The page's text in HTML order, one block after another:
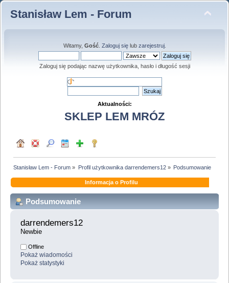
Stanisław Lem - Forum
Witamy, Gość. Zaloguj sięlub zarejestruj.
Zaloguj się podając nazwę użytkownika, hasło i długość sesji
Aktualności:
SKLEP LEM MRÓZ
Stanisław Lem - Forum » Profil użytkownika darrendemers12» Podsumowanie
Informacja o Profilu
Podsumowanie
darrendemers12
Newbie
Offline
Pokaż wiadomości
Pokaż statystyki